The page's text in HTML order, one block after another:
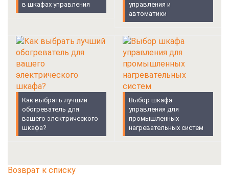
в шкафах управления
управления и
автоматики
Как выбрать лучший
обогреватель для
вашего электрического
шкафа?
Выбор шкафа
управления для
промышленных
нагревательных систем
Возврат к списку